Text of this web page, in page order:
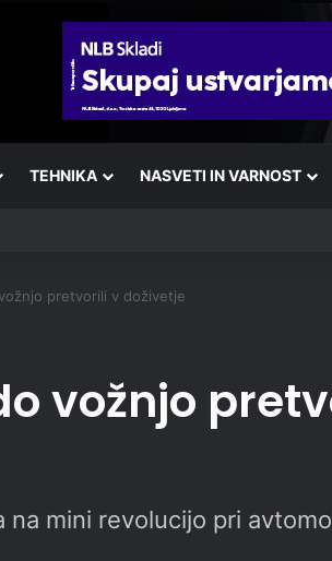
TEHNIKA NASVETI IN VARNOST
pretvorili v doživetje
vožnjo
mini revolucijo pri